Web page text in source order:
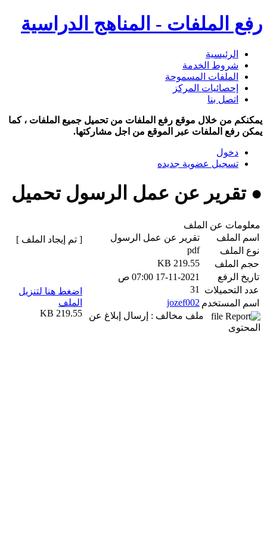
رفع الملفات - المناهج الدراسية
الرئيسية
شروط الخدمة
الملفات المسموحة
إحصائيات المركز
اتصل بنا
يمكنكم من خلال موقع رفع الملفات من تحميل جميع الملفات ، كما
يمكن رفع الملفات عبر الموقع من اجل مشاركتها.
دخول
تسجيل عضوية جديده
● تقرير عن عمل الرسول تحميل
معلومات عن الملف
اسم الملف
تقرير عن عمل الرسول
نوع الملف
pdf
حجم الملف
219.55 KB
تاريخ الرفع
17-11-2021 07:00 ص
عدد التحميلات
31
اسم المستخدم jozef002
ملف مخالف : إرسال إبلاغ عن
المحتوى
[ تم إيجاد الملف ]
اضغط هنا لتنزيل
الملف
219.55 KB